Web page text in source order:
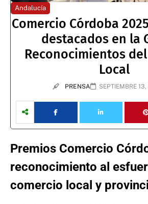
Andalucía
Comercio Córdoba
destacados en la
Reconocimientos
Local
PRENSA SEPTIEMBRE
Premios Comercio
reconocimiento al
comercio local y